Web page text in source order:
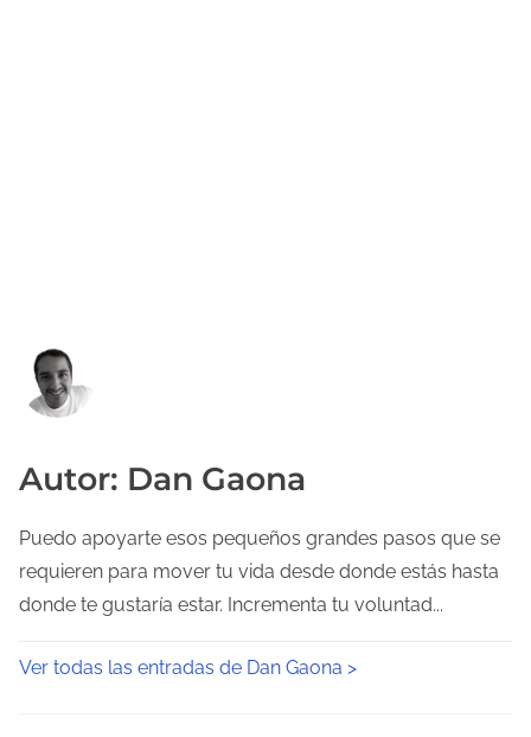
Autor: Dan Gaona
Puedo apoyarte esos pequeños grandes pasos que se
requieren para mover tu vida desde donde estás hasta
donde te gustaría estar. Incrementa tu voluntad...
Ver todas las entradas de Dan Gaona >